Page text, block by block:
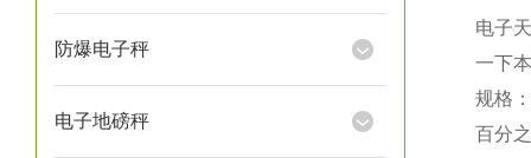
防爆电子秤
电子地磅秤
电子
一下
规格
百分